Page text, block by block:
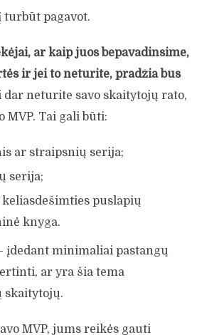
pagavot.
ar kaip juos bepavadinsime,
ir jei to neturite, pradžia bus
dar neturite savo skaitytojų rato,
MVP. Tai gali būti:
ar straipsnių serija;
serija;
puslapių
knyga.
įdedant minimaliai pastangų
ar yra šia tema
skaitytojų.
MVP, jums reikės gauti